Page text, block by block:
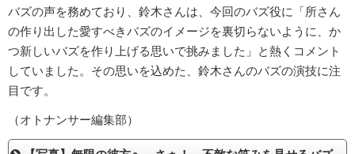
バズの声を務めており、鈴木さんは、今回のバズ役に「所さん
の作り出した愛すべきバズのイメージを裏切らないように、か
つ新しいバズを作り上げる思いで挑みました」と熱くコメント
していました。その思いを込めた、鈴木さんのバズの演技に注
目です。
（オトナンサー編集部）